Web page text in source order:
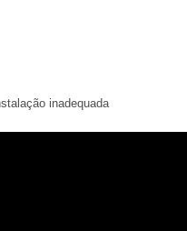
inadequada